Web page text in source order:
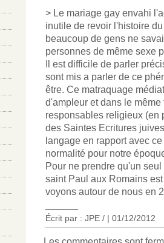
> Le mariage gay envahi
inutile de revoir l'histoire
beaucoup de gens ne
personnes de même sexe
Il est difficile de parler
sont mis a parler de ce
être. Ce matraquage
d'ampleur et dans le
responsables religieux (en
des Saintes Ecritures
langage en rapport avec
normalité pour notre
Pour ne prendre qu'un
saint Paul aux Romains
voyons autour de nous en
Écrit par : JPE / | 01/12/2012